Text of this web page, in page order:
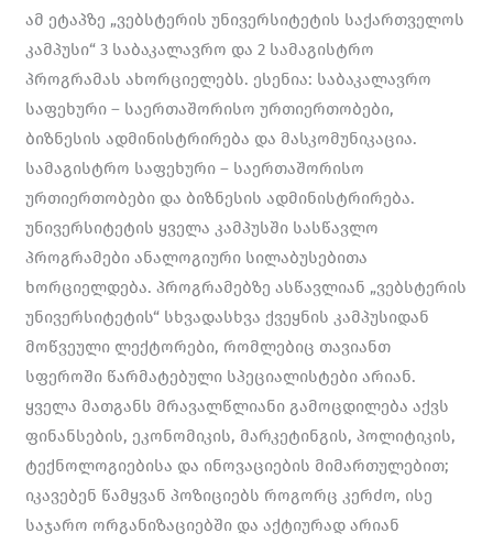
ამ ეტაპზე „ვებსტერის უნივერსიტეტის საქართველოს
კამპუსი“ 3 საბაკალავრო და 2 სამაგისტრო
პროგრამას ახორციელებს. ესენია: საბაკალავრო
საფეხური – საერთაშორისო ურთიერთობები,
ბიზნესის ადმინისტრირება და მასკომუნიკაცია.
სამაგისტრო საფეხური – საერთაშორისო
ურთიერთობები და ბიზნესის ადმინისტრირება.
უნივერსიტეტის ყველა კამპუსში სასწავლო
პროგრამები ანალოგიური სილაბუსებითა
ხორციელდება. პროგრამებზე ასწავლიან „ვებსტერის
უნივერსიტეტის“ სხვადასხვა ქვეყნის კამპუსიდან
მოწვეული ლექტორები, რომლებიც თავიანთ
სფეროში წარმატებული სპეციალისტები არიან.
ყველა მათგანს მრავალწლიანი გამოცდილება აქვს
ფინანსების, ეკონომიკის, მარკეტინგის, პოლიტიკის,
ტექნოლოგიებისა და ინოვაციების მიმართულებით;
იკავებენ წამყვან პოზიციებს როგორც კერძო, ისე
საჯარო ორგანიზაციებში და აქტიურად არიან